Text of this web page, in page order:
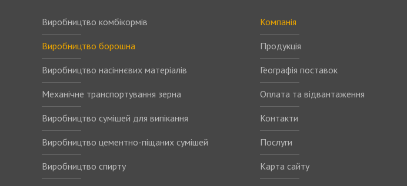
Виробництво комбікормів
Виробництво борошна
Виробництво насіннєвих матеріалів
Механічне транспортування зерна
Виробництво сумішей для випікання
Виробництво цементно-піщаних сумішей
Виробництво спирту
Компанія
Продукція
Географія поставок
Оплата та відвантаження
Контакти
Послуги
Карта сайту